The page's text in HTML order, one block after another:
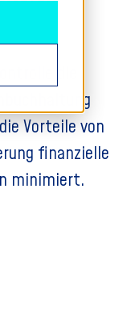
die
Vorteile von
finanzielle
minimiert.